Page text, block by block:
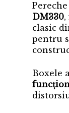
DM330,
clasic
pentru
Boxele